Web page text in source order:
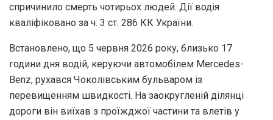
спричинило смерть чотирьох людей. Дії водія
кваліфіковано за ч. 3 ст. 286 КК України.
Встановлено, що 5 червня 2026 року, близько 17
години дня водій, керуючи автомобілем Mercedes-
Benz, рухався Чоколівським бульваром із
перевищенням швидкості. На заокругленій ділянці
дороги він виїхав з проїжджої частини та влетів у